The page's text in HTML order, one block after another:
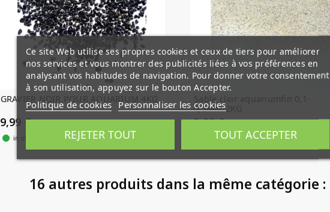
GRAVIER NOIR POUR AQUARIUM 4KG
9,99 €
in stock
Sable clair aquariumfin 0,1-
0,3MM/2KG
3,99 €
Rupture de stock
16 autres produits dans la même catégorie :
Ce site Web utilise ses propres cookies et ceux de tiers pour améliorer
nos services et vous montrer des publicités liées à vos préférences en
analysant vos habitudes de navigation. Pour donner votre consentement
à son utilisation, appuyez sur le bouton Accepter.
Politique de cookies Personnaliser les cookies
REJETER TOUT TOUT ACCEPTER